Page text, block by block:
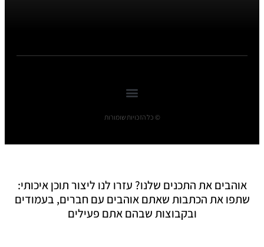
© כל הזכויות שומורות
אוהבים את התכנים שלנו? עזרו לנו ליצור תוכן איכותי:
שתפו את הכתבות שאתם אוהבים עם חברים, בעמודים
ובקבוצות שבהם אתם פעילים